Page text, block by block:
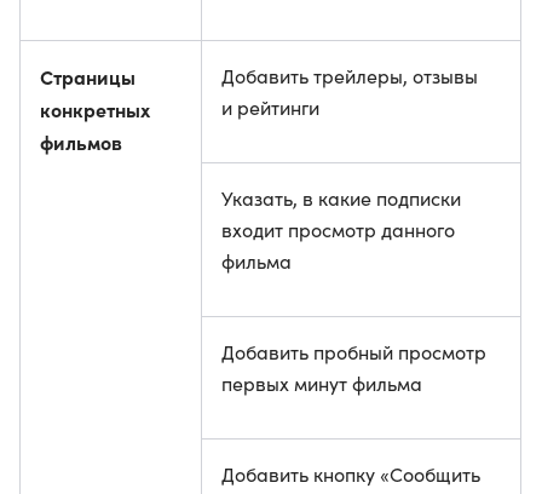
Страницы
конкретных
фильмов
Добавить трейлеры, отзывы
и рейтинги
Указать, в какие подписки
входит просмотр данного
фильма
Добавить пробный просмотр
первых минут фильма
Добавить кнопку «Сообщить